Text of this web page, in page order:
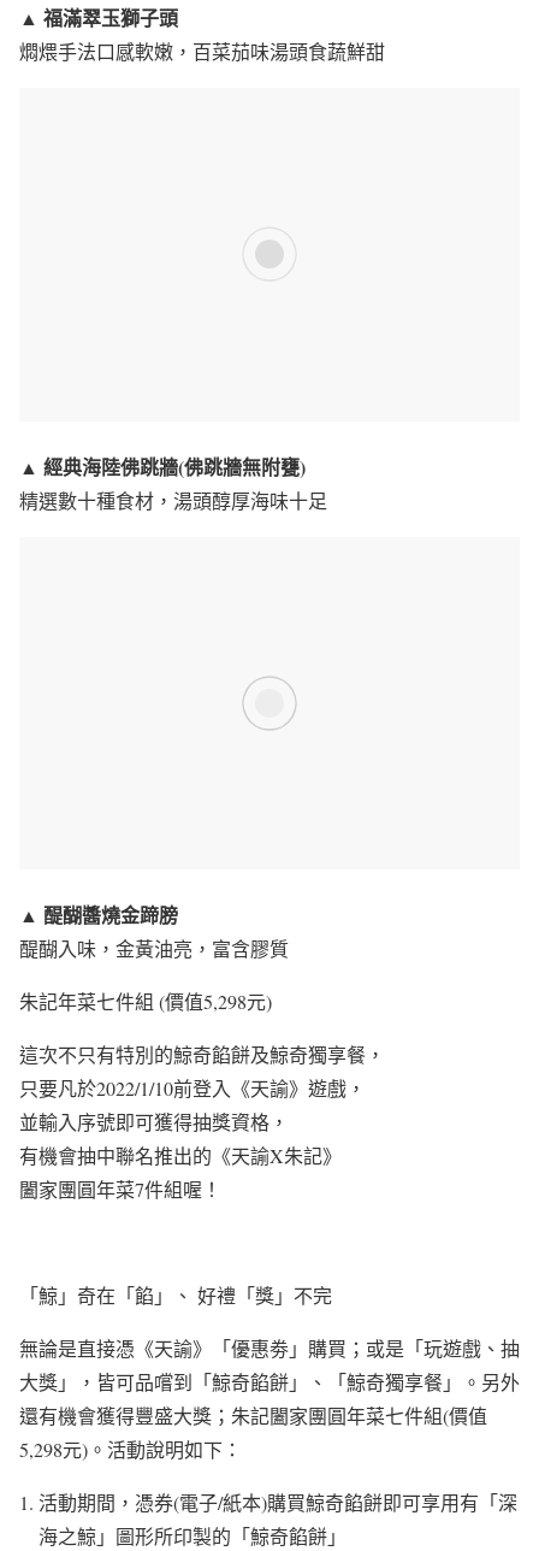
▲ 福滿翠玉獅子頭
燜煨手法口感軟嫩，百菜茄味湯頭食蔬鮮甜
▲ 經典海陸佛跳牆(佛跳牆無附甕)
精選數十種食材，湯頭醇厚海味十足
▲ 醍醐醬燒金蹄膀
醍醐入味，金黃油亮，富含膠質
朱記年菜七件組 (價值5,298元)
這次不只有特別的鯨奇餡餅及鯨奇獨享餐，
只要凡於2022/1/10前登入《天諭》遊戲，
並輸入序號即可獲得抽獎資格，
有機會抽中聯名推出的《天諭X朱記》
闔家團圓年菜7件組喔！
「鯨」奇在「餡」、 好禮「獎」不完
無論是直接憑《天諭》「優惠劵」購買；或是「玩遊戲、抽
大獎」，皆可品嚐到「鯨奇餡餅」、「鯨奇獨享餐」。另外
還有機會獲得豐盛大獎；朱記闔家團圓年菜七件組(價值
5,298元)。活動說明如下：
活動期間，憑券(電子/紙本)購買鯨奇餡餅即可享用有「深
海之鯨」圖形所印製的「鯨奇餡餅」